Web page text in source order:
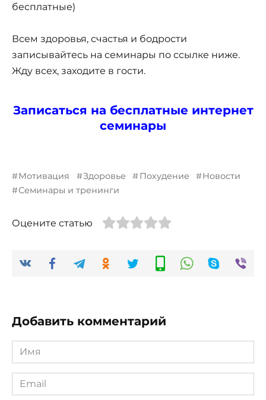
бесплатные)
Всем здоровья, счастья и бодрости
записывайтесь на семинары по ссылке ниже.
Жду всех, заходите в гости.
Записаться на бесплатные интернет
семинары
Мотивация Здоровье Похудение
Новости
Семинары и тренинги
Оцените статью
Добавить комментарий
Имя
*
Email
*